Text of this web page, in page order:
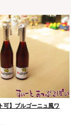
可】ブルゴーニュ風ワ